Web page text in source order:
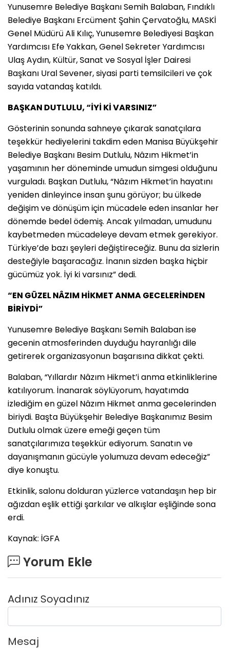
Yunusemre Belediye Başkanı Semih Balaban, Fındıklı
Belediye Başkanı Ercüment Şahin Çervatoğlu, MASKİ
Genel Müdürü Ali Kılıç, Yunusemre Belediyesi Başkan
Yardımcısı Efe Yakkan, Genel Sekreter Yardımcısı
Ulaş Aydın, Kültür, Sanat ve Sosyal İşler Dairesi
Başkanı Ural Sevener, siyasi parti temsilcileri ve çok
sayıda vatandaş katıldı.
BAŞKAN DUTLULU, “İYİ Kİ VARSINIZ”
Gösterinin sonunda sahneye çıkarak sanatçılara
teşekkür hediyelerini takdim eden Manisa Büyükşehir
Belediye Başkanı Besim Dutlulu, Nâzım Hikmet’in
yaşamının her döneminde umudun simgesi olduğunu
vurguladı. Başkan Dutlulu, “Nâzım Hikmet’in hayatını
yeniden dinleyince insan şunu görüyor; bu ülkede
değişim ve dönüşüm için mücadele eden insanlar her
dönemde bedel ödemiş. Ancak yılmadan, umudunu
kaybetmeden mücadeleye devam etmek gerekiyor.
Türkiye’de bazı şeyleri değiştireceğiz. Bunu da sizlerin
desteğiyle başaracağız. İnanın sizden başka hiçbir
gücümüz yok. İyi ki varsınız” dedi.
“EN GÜZEL NÂZIM HİKMET ANMA GECELERİNDEN
BİRİYDİ”
Yunusemre Belediye Başkanı Semih Balaban ise
gecenin atmosferinden duyduğu hayranlığı dile
getirerek organizasyonun başarısına dikkat çekti.
Balaban, “Yıllardır Nâzım Hikmet’i anma etkinliklerine
katılıyorum. İnanarak söylüyorum, hayatımda
izlediğim en güzel Nâzım Hikmet anma gecelerinden
biriydi. Başta Büyükşehir Belediye Başkanımız Besim
Dutlulu olmak üzere emeği geçen tüm
sanatçılarımıza teşekkür ediyorum. Sanatın ve
dayanışmanın gücüyle yolumuza devam edeceğiz”
diye konuştu.
Etkinlik, salonu dolduran yüzlerce vatandaşın hep bir
ağızdan eşlik ettiği şarkılar ve alkışlar eşliğinde sona
erdi.
Kaynak: İGFA
Yorum Ekle
Adınız Soyadınız
Mesaj